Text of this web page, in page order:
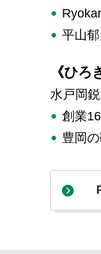
平山
《ひろ
水戸岡
創業
豊岡